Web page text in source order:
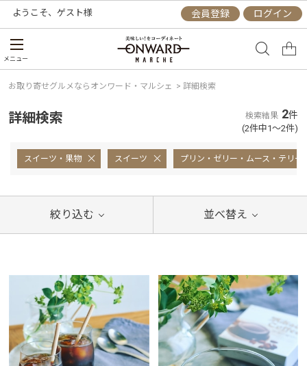
ようこそ、 ゲスト様 会員登録 ログイン
メニュー
お取り寄せグルメならオンワード・マルシェ > 詳細検索
詳細検索 検索結果 2件
(2件中1～2件)
スイーツ・果物 スイーツ プリン・ゼリー・ムース・テリー
絞り込む 並べ替え